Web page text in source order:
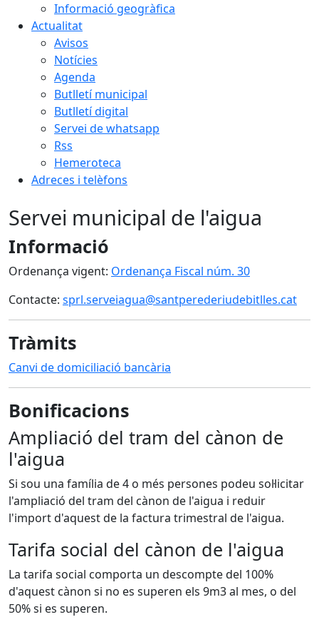
Informació geogràfica
Actualitat
Avisos
Notícies
Agenda
Butlletí municipal
Butlletí digital
Servei de whatsapp
Rss
Hemeroteca
Adreces i telèfons
Servei municipal de l'aigua
Informació
Ordenança vigent: Ordenança Fiscal núm. 30
Contacte: sprl.serveiagua@santperederiudebitlles.cat
Tràmits
Canvi de domiciliació bancària
Bonificacions
Ampliació del tram del cànon de
l'aigua
Si sou una família de 4 o més persones podeu sol·licitar
l'ampliació del tram del cànon de l'aigua i reduir
l'import d'aquest de la factura trimestral de l'aigua.
Tarifa social del cànon de l'aigua
La tarifa social comporta un descompte del 100%
d'aquest cànon si no es superen els 9m3 al mes, o del
50% si es superen.